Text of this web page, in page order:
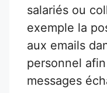
salariés ou
exemple la
aux emails
personnel
messages